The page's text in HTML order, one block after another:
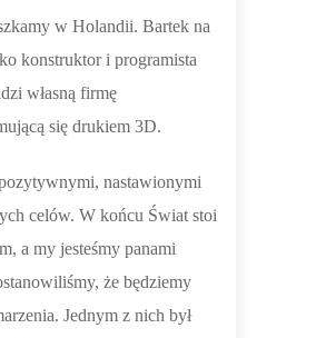
w Holandii. Bartek na
konstruktor i programista
własną firmę
się drukiem 3D.
nastawionymi
celów. W końcu Świat stoi
a my jesteśmy panami
że będziemy
Jednym z nich był